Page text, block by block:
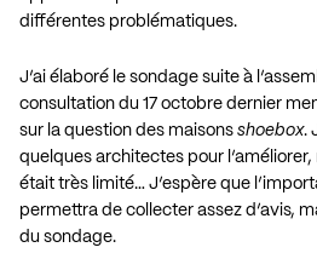
différentes problématiques.
J’ai élaboré le sondage suite à
consultation du 17 octobre dernier
sur la question des maisons shoebox.
quelques architectes pour
était très limité… J’espère que
permettra de collecter assez d’avis,
du sondage.